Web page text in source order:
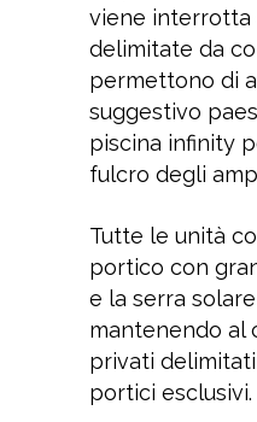
viene interrotta
delimitate da
permettono di
suggestivo
piscina infinity
fulcro degli
Tutte le unità
portico con
e la serra
mantenendo al
privati
portici esclusivi.